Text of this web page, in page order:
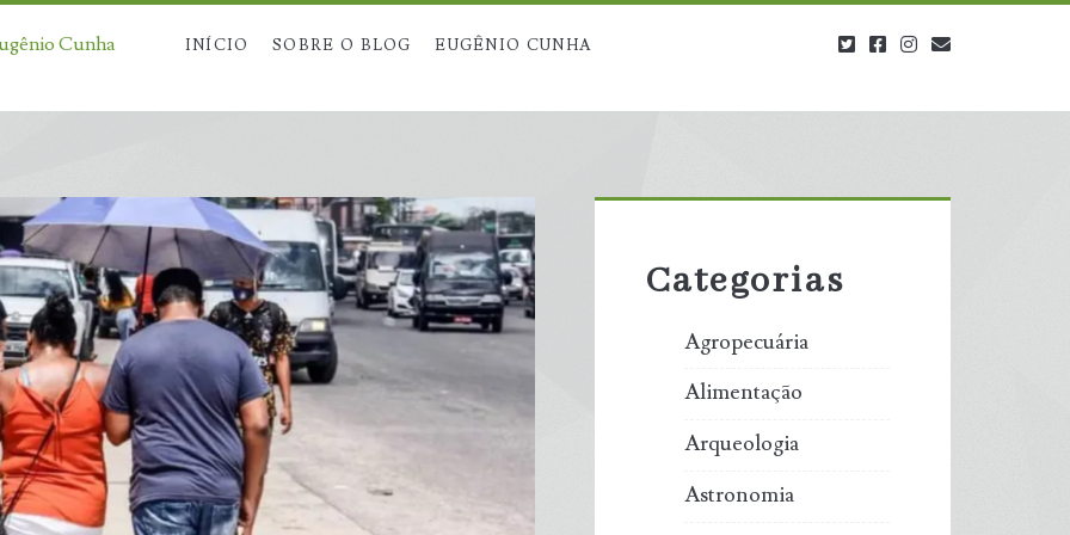
Cunha INÍCIO SOBRE O BLOG EUGÊNIO CUNHA twitterfacebookinstagram
Sidebar
Categorias
Agropecuária
Alimentação
Arqueologia
Astronomia